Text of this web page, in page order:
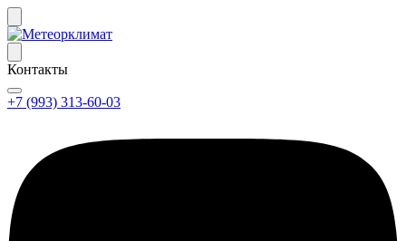
Контакты
+7 (993) 313-60-03